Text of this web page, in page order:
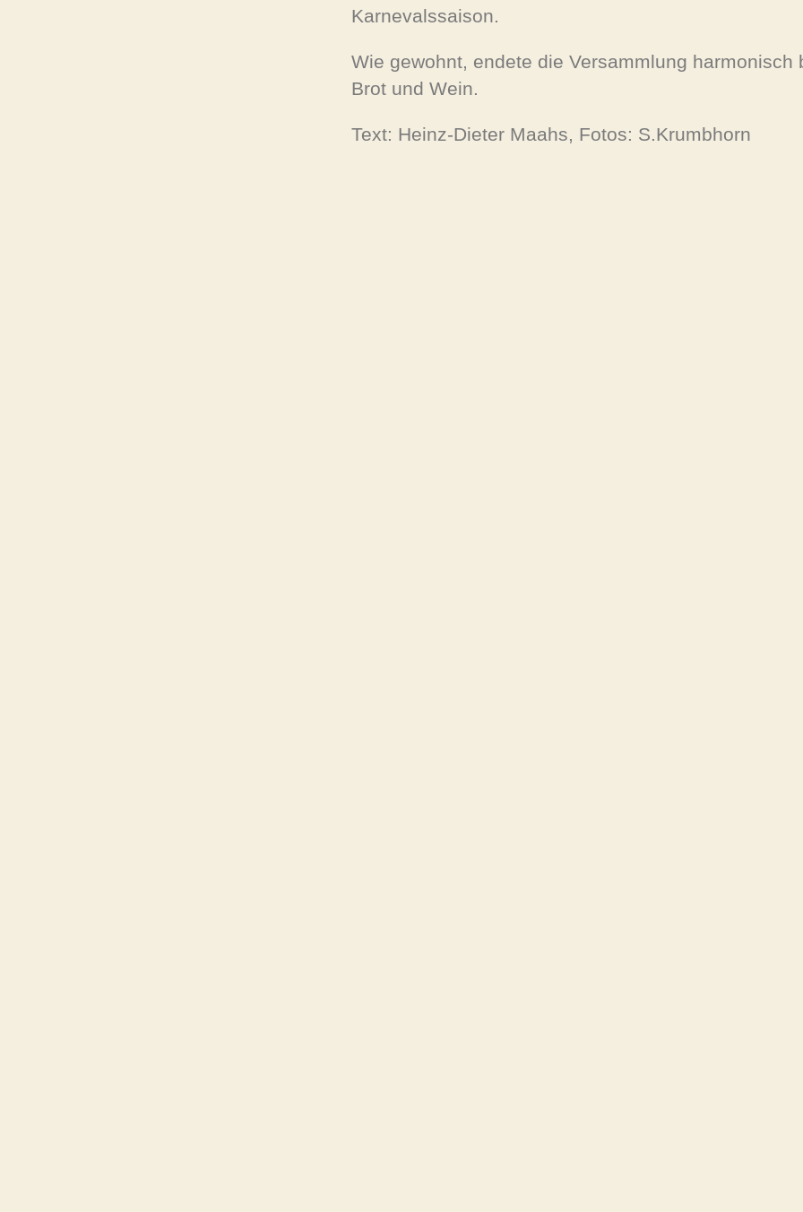
Karnevalssaison.
Wie gewohnt, endete die Versammlung harmonisch
Brot und Wein.
Text: Heinz-Dieter Maahs, Fotos: S.Krumbhorn